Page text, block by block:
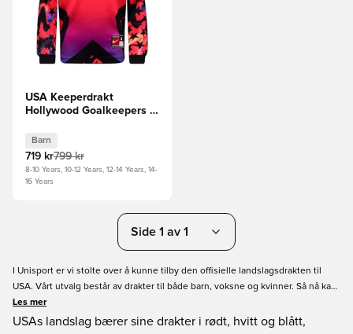
USA Keeperdrakt
Hollywood Goalkeepers -
Barn
719 kr799 kr
8-10 Years, 10-12 Years, 12-14 Years, 14-
16 Years
Side 1 av 1
I Unisport er vi stolte over å kunne tilby den offisielle landslagsdrakten til
USA. Vårt utvalg består av drakter til både barn, voksne og kvinner. Så nå kan
du vise din støtte og forkjærlighet til både USMNT (herrelandslaget) og
USWNT (kvinnelandslaget). Få tak i drakten hos Unisport i dag - Vi garanterer
Les mer
USAs landslag bærer sine drakter i rødt, hvitt og blått,